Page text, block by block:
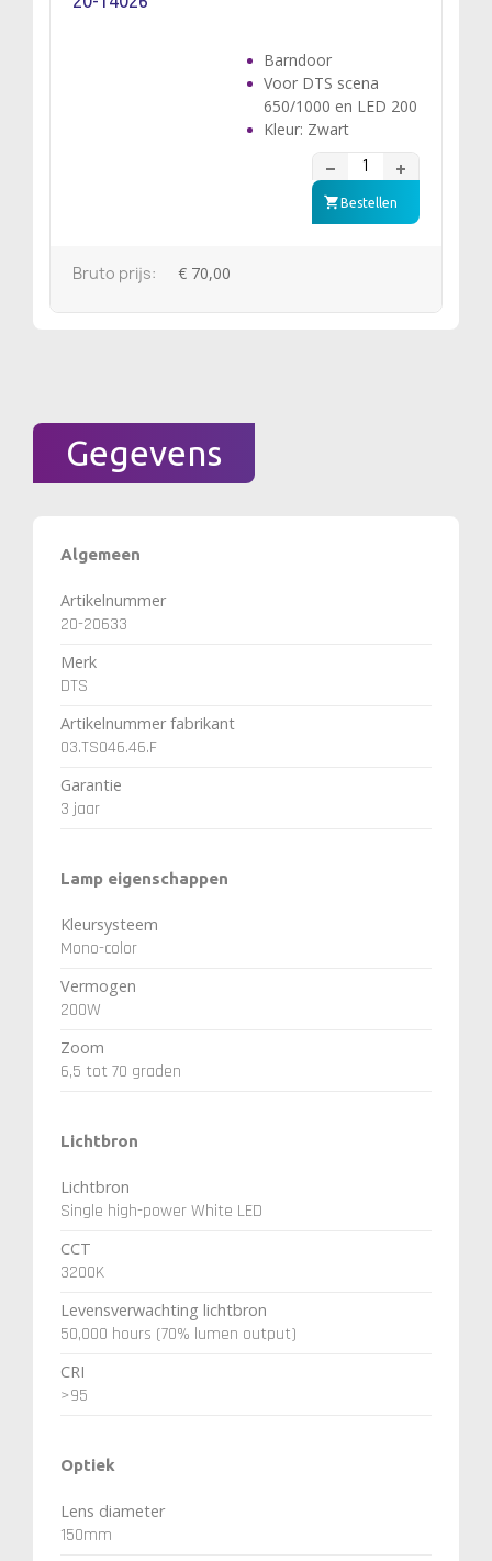
Barndoor
Voor DTS scena
650/1000 en LED 200
Kleur: Zwart
Bestellen
Bruto prijs: € 70,00
Gegevens
Algemeen
Artikelnummer
20-20633
Merk
DTS
Artikelnummer fabrikant
03.TS046.46.F
Garantie
3 jaar
Lamp eigenschappen
Kleursysteem
Mono-color
Vermogen
200W
Zoom
6,5 tot 70 graden
Lichtbron
Lichtbron
Single high-power White LED
CCT
3200K
Levensverwachting lichtbron
50,000 hours (70% lumen output)
CRI
>95
Optiek
Lens diameter
150mm